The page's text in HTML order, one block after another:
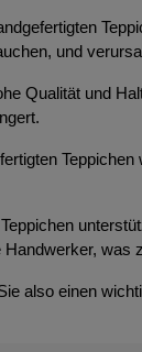
und
Qualität und
also einen